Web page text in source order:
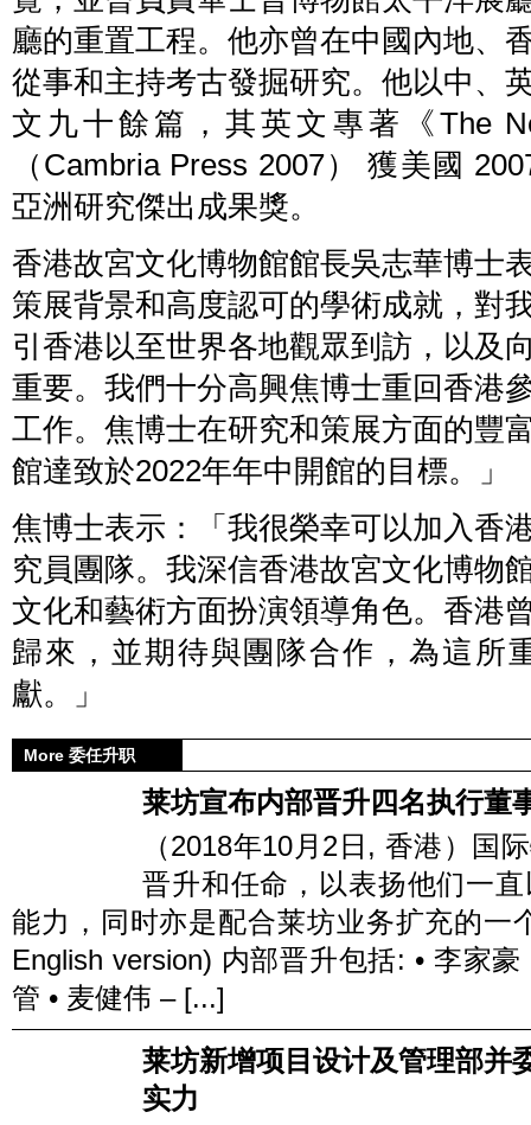
廳的重置工程。他亦曾在中國內地、
從事和主持考古發掘研究。他以中、
文九十餘篇，其英文專著《The
（Cambria Press 2007） 獲美國
亞洲研究傑出成果獎。
香港故宮文化博物館館長吳志華博士
策展背景和高度認可的學術成就，對
引香港以至世界各地觀眾到訪，以及
重要。我們十分高興焦博士重回香港
工作。焦博士在研究和策展方面的豐
館達致於2022年年中開館的目標。」
焦博士表示：「我很榮幸可以加入香
究員團隊。我深信香港故宮文化博物
文化和藝術方面扮演領導角色。香港
歸來，並期待與團隊合作，為這所
獻。」
More 委任升职
莱坊宣布内部晋升四名执行董
（2018年10月2日, 香港）国
晋升和任命，以表扬他们一
能力，同时亦是配合莱坊业务扩充的一
English version) 内部晋升包括: • 李家
管 • 麦健伟 – [...]
莱坊新增项目设计及管理部
实力